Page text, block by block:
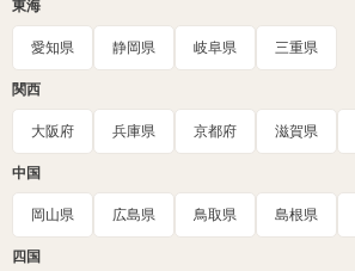
東海
愛知県 静岡県 岐阜県 三重県
関西
大阪府 兵庫県 京都府 滋賀県
中国
岡山県 広島県 鳥取県 島根県
四国